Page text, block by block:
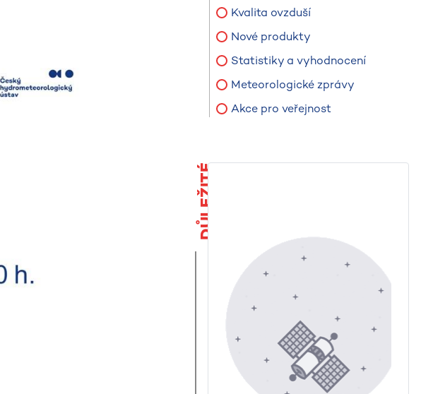
Kvalita ovzduší
Nové produkty
Statistiky a vyhodnocení
Meteorologické zprávy
Akce pro veřejnost
DŮLEŽITÉ